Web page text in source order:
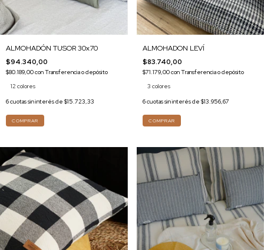
ALMOHADÓN TUSOR 30x70
$94.340,00
$80.189,00conTransferencia o depósito
12 colores
6cuotas sin interés de $15.723,33
COMPRAR
ALMOHADON LEVÍ
$83.740,00
$71.179,00conTransferencia o depósito
3 colores
6cuotas sin interés de $13.956,67
COMPRAR